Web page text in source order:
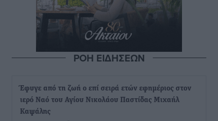
ΡΟΗ ΕΙΔΗΣΕΩΝ
Έφυγε από τη ζωή ο επί σειρά ετών εφημέριος στον
ιερό Ναό του Αγίου Νικολάου Παστίδας Μιχαήλ
Καψάλης